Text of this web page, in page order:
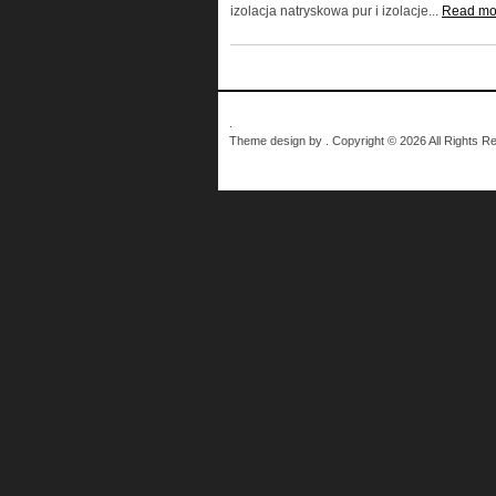
izolacja natryskowa pur i izolacje... Read
Theme design by . Copyright © 2026 All Rights